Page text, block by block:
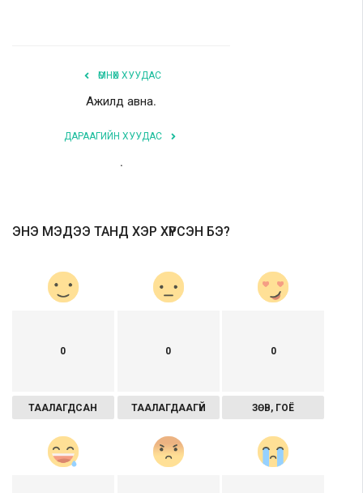
ӨМНӨХ ХУУДАС
Ажилд авна.
ДАРААГИЙН ХУУДАС
.
ЭНЭ МЭДЭЭ ТАНД ХЭР ХҮРСЭН БЭ?
0
ТААЛАГДСАН
0
ТААЛАГДААГҮЙ
0
ЗӨВ, ГОЁ